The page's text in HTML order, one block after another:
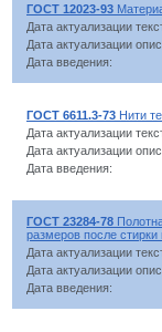
ГОСТ 12023-93
Дата актуализации
Дата актуализации
Дата введения:
ГОСТ 6611.3-73 Нити
Дата актуализации
Дата актуализации
Дата введения:
ГОСТ 23284-78
размеров после стирки
Дата актуализации
Дата актуализации
Дата введения: